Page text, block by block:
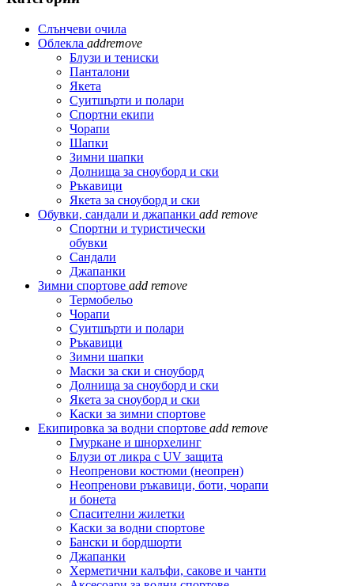
Слънчеви очила
Облекла addremove
Блузи и тениски
Панталони
Якета
Суитшърти и полари
Спортни екипи
Чорапи
Шапки
Зимни шапки
Долнища за сноуборд и ски
Ръкавици
Якета за сноуборд и ски
Обувки, сандали и джапанки add remove
Спортни и туристически
обувки
Сандали
Джапанки
Зимни спортове add remove
Термобельо
Чорапи
Суитшърти и полари
Ръкавици
Зимни шапки
Маски за ски и сноуборд
Долнища за сноуборд и ски
Якета за сноуборд и ски
Каски за зимни спортове
Екипировка за водни спортове add remove
Гмуркане и шнорхелинг
Блузи от ликра с UV защита
Неопренови костюми (неопрен)
Неопренови ръкавици, боти, чорапи
и бонета
Спасителни жилетки
Каски за водни спортове
Бански и бордшорти
Джапанки
Херметични калъфи, сакове и чанти